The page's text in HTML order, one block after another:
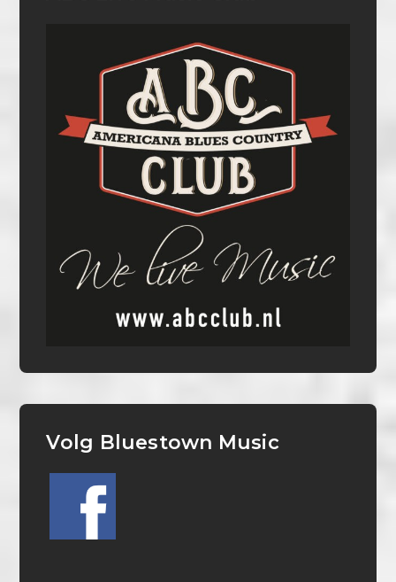
Volg Bluestown Music